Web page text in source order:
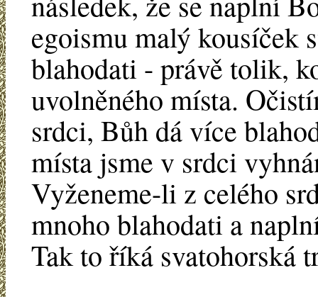
egoismu malý kousíček
blahodati - právě tolik,
uvolněného místa.
srdci, Bůh dá více
místa jsme v srdci
Vyženeme-li z celého
mnoho blahodati a
Tak to říká svatohorská